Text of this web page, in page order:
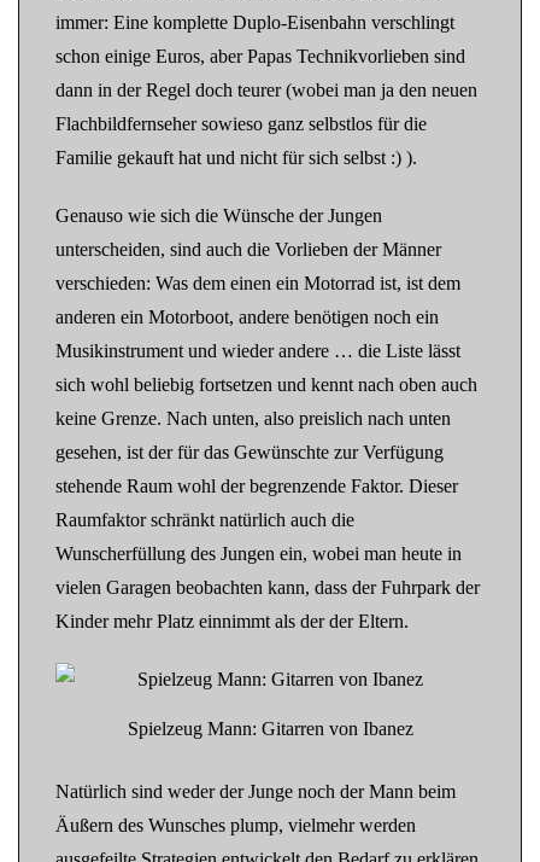
immer: Eine komplette Duplo-Eisenbahn verschlingt
schon einige Euros, aber Papas Technikvorlieben sind
dann in der Regel doch teurer (wobei man ja den neuen
Flachbildfernseher sowieso ganz selbstlos für die
Familie gekauft hat und nicht für sich selbst :) ).
Genauso wie sich die Wünsche der Jungen
unterscheiden, sind auch die Vorlieben der Männer
verschieden: Was dem einen ein Motorrad ist, ist dem
anderen ein Motorboot, andere benötigen noch ein
Musikinstrument und wieder andere … die Liste lässt
sich wohl beliebig fortsetzen und kennt nach oben auch
keine Grenze. Nach unten, also preislich nach unten
gesehen, ist der für das Gewünschte zur Verfügung
stehende Raum wohl der begrenzende Faktor. Dieser
Raumfaktor schränkt natürlich auch die
Wunscherfüllung des Jungen ein, wobei man heute in
vielen Garagen beobachten kann, dass der Fuhrpark der
Kinder mehr Platz einnimmt als der der Eltern.
Spielzeug Mann: Gitarren von Ibanez
Natürlich sind weder der Junge noch der Mann beim
Äußern des Wunsches plump, vielmehr werden